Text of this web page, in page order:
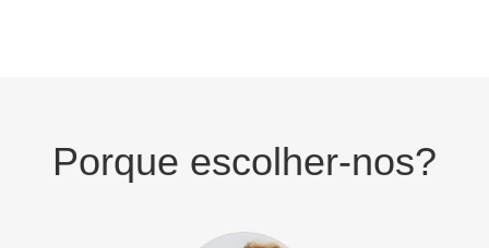
Porque escolher-nos?